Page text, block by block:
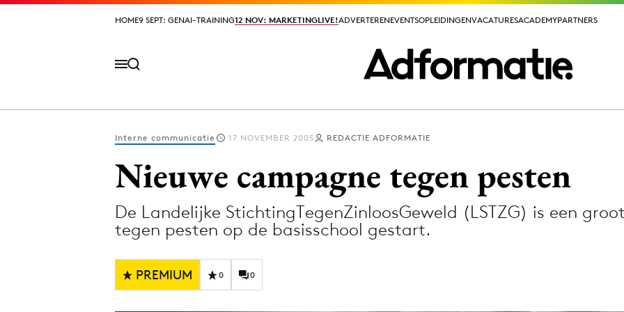
HOME9 SEPT: GENAI-TRAINING12 NOV: MARKETINGLIVE!ADVERTERENEVENTSOPLEIDINGENVACATURESACADEMYPARTNERS
HOME9 SEPT: GENAI-TRAINING12 NOV: MARKETINGLIVE!ADVERTERENEVENTSOPLEIDINGENVACATURESACADEMYPARTNERS
Digital transformation
Diversiteit
Interne communicatie 17 NOVEMBER 2005 REDACTIE ADFORMATIE
Nieuwe campagne tegen pesten
De Landelijke StichtingTegenZinloosGeweld (LSTZG) is een
tegen pesten op de basisschool gestart.
PREMIUM 0 0